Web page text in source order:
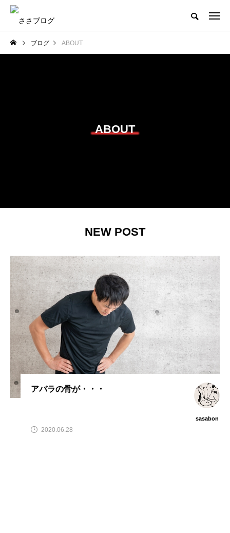
ブログ ABOUT
ABOUT
NEW POST
アバラの骨が・・・
sasabon
2020.06.28